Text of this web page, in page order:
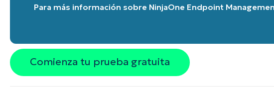
Para más información sobre NinjaOne Endpoint
Comienza tu prueba gratuita